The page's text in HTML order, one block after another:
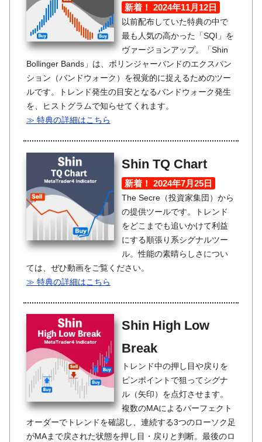
新着！ 2024年11月12日
以前配布していた特典の中で
最も人気の高かった「SQI」を
ヴァージョンアップ。「Shin
Bollinger Bands」は、ボリンジャーバンドのエクスパン
ション（バンドウォーク）を視覚的に捉えるためのツー
ルです。トレンド発生の目安となるバンドウォーク発生
を、ヒストグラムで知らせてくれます。
≫ 特典の詳細はこちら
Shin TQ Chart
新着！ 2024年7月25日
The Secre（投資家集団）から
の提供ツールです。トレンド
をどこまでも追いかけて利益
にする順張り系シグナルツー
ル。性能の素晴らしさについ
ては、ぜひ動画をご覧ください。
≫ 特典の詳細はこちら
Shin High Low
Break
トレンド中の押し目や戻りを
ピンポイントで狙ってシグナ
ル（矢印）を点灯させます。
複数のMAによるパーフェクト
オーダーでトレンドを確認し、連続する3つのローソク足
がMAまで戻された状態を押し目・戻りと判断。最後のロ